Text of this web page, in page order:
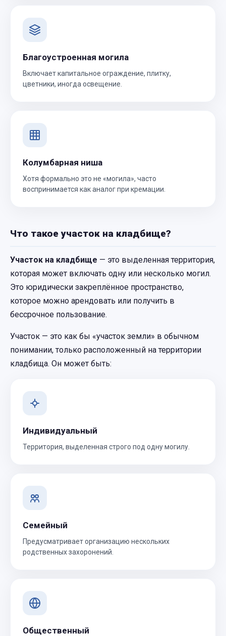
Благоустроенная могила
Включает капитальное ограждение, плитку,
цветники, иногда освещение.
Колумбарная ниша
Хотя формально это не «могила», часто
воспринимается как аналог при кремации.
Что такое участок на кладбище?
Участок на кладбище — это выделенная территория,
которая может включать одну или несколько могил.
Это юридически закреплённое пространство,
которое можно арендовать или получить в
бессрочное пользование.
Участок — это как бы «участок земли» в обычном
понимании, только расположенный на территории
кладбища. Он может быть:
Индивидуальный
Территория, выделенная строго под одну могилу.
Семейный
Предусматривает организацию нескольких
родственных захоронений.
Общественный